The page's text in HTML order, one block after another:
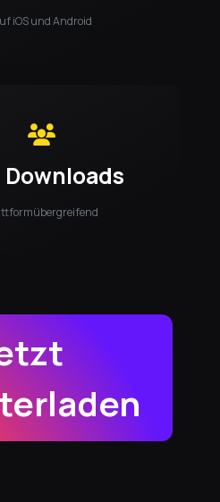
iOS und Android
Downloads